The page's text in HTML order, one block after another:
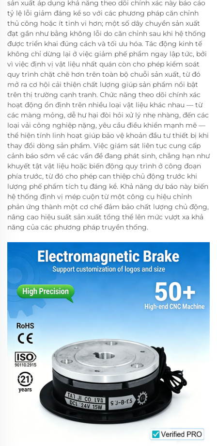
sản xuất áp dụng khả năng theo dõi chính xác này báo cáo
tỷ lệ lỗi giảm đáng kể so với các phương pháp căn chỉnh
thủ công hoặc ít tinh vi hơn; một số dây chuyền sản xuất
đạt gần như bằng không lỗi do căn chỉnh sau khi hệ thống
được triển khai đúng cách và tối ưu hóa. Tác động kinh tế
không chỉ dừng lại ở việc giảm phế phẩm ngay lập tức, bởi
vì việc định vị vật liệu nhất quán còn cho phép kiểm soát
quy trình chặt chẽ hơn trên toàn bộ chuỗi sản xuất, từ đó
mở ra cơ hội cải thiện chất lượng giúp sản phẩm nổi bật
trên thị trường cạnh tranh. Chức năng theo dõi chính xác
hoạt động ổn định trên nhiều loại vật liệu khác nhau — từ
các màng mỏng, dễ hư hại đòi hỏi xử lý nhẹ nhàng, đến các
loại vải công nghiệp nặng, yêu cầu điều khiển mạnh mẽ —
thể hiện tính linh hoạt giúp bảo vệ khoản đầu tư thiết bị khi
thay đổi dòng sản phẩm. Việc giám sát liên tục cung cấp
cảnh báo sớm về các vấn đề đang phát sinh, chẳng hạn như
khuyết tật vật liệu hoặc biến động quy trình ở công đoạn
phía trước, từ đó cho phép can thiệp chủ động trước khi
lượng phế phẩm tích tụ đáng kể. Khả năng dự báo này biến
hệ thống định vị mép cuộn từ một công cụ hiệu chỉnh
phản ứng thành một cơ chế đảm bảo chất lượng chủ động,
nâng cao hiệu suất sản xuất tổng thể lên mức vượt xa khả
năng của các phương pháp truyền thống.